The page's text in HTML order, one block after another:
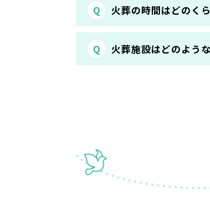
Q 火葬の時間はどのく
Q 火葬施設はどのよう